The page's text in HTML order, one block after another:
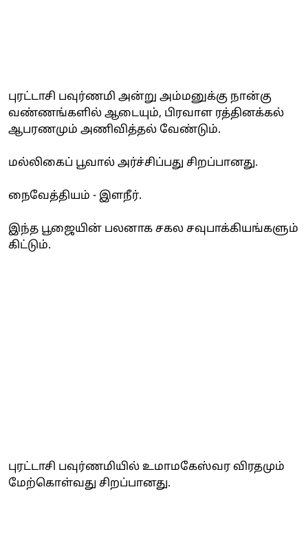
புரட்டாசி பவுர்ணமி அன்று அம்மனுக்கு நான்கு
வண்ணங்களில் ஆடையும், பிரவாள ரத்தினக்கல்
ஆபரணமும் அணிவித்தல் வேண்டும்.
மல்லிகைப் பூவால் அர்ச்சிப்பது சிறப்பானது.
நைவேத்தியம் - இளநீர்.
இந்த பூஜையின் பலனாக சகல சவுபாக்கியங்களும்
கிட்டும்.
புரட்டாசி பவுர்ணமியில் உமாமகேஸ்வர விரதமும்
மேற்கொள்வது சிறப்பானது.